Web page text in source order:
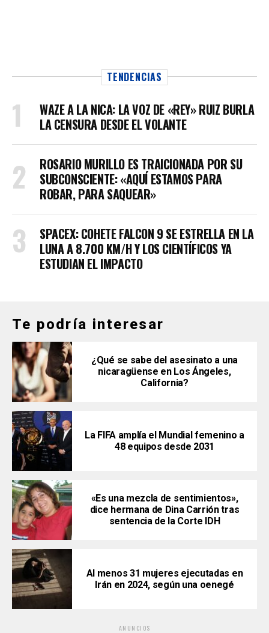
TENDENCIAS
WAZE A LA NICA: LA VOZ DE «REY» RUIZ BURLA
LA CENSURA DESDE EL VOLANTE
ROSARIO MURILLO ES TRAICIONADA POR SU
SUBCONSCIENTE: «AQUÍ ESTAMOS PARA
ROBAR, PARA SAQUEAR»
SPACEX: COHETE FALCON 9 SE ESTRELLA EN LA
LUNA A 8.700 KM/H Y LOS CIENTÍFICOS YA
ESTUDIAN EL IMPACTO
Te podría interesar
¿Qué se sabe del asesinato a una
nicaragüense en Los Ángeles,
California?
La FIFA amplía el Mundial femenino a
48 equipos desde 2031
«Es una mezcla de sentimientos»,
dice hermana de Dina Carrión tras
sentencia de la Corte IDH
Al menos 31 mujeres ejecutadas en
Irán en 2024, según una oenegé
ANUNCIOS